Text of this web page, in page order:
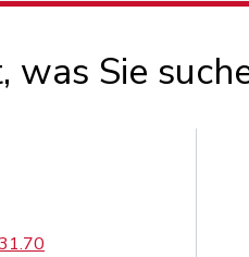
was Sie